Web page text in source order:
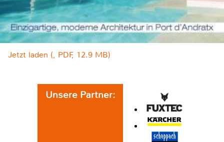
Jetzt laden (, PDF, 12.9 MB)
Unsere Partner: